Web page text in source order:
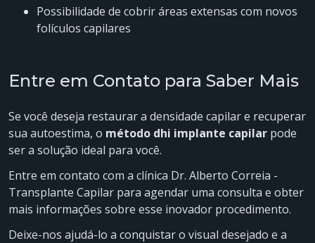
Possibilidade de cobrir áreas extensas com novos
folículos capilares
Entre em Contato para Saber Mais
Se você deseja restaurar a densidade capilar e recuperar
sua autoestima, o método dhi implante capilar pode
ser a solução ideal para você.
Entre em contato com a clínica Dr. Alberto Correia -
Transplante Capilar para agendar uma consulta e obter
mais informações sobre esse inovador procedimento.
Deixe-nos ajudá-lo a conquistar o visual desejado e a